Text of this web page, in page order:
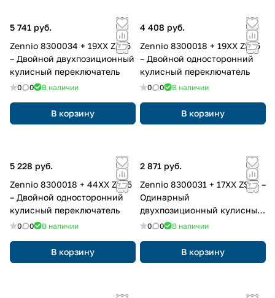
5 741 руб.
Zennio 8300034 + 19XX ZS55
– Двойной двухпозиционный
кулисный переключатель
0 0 В наличии
В корзину
4 408 руб.
Zennio 8300018 + 19XX ZS55
– Двойной односторонний
кулисный переключатель
0 0 В наличии
В корзину
5 228 руб.
Zennio 8300018 + 44XX ZS55
– Двойной односторонний
кулисный переключатель
0 0 В наличии
В корзину
2 871 руб.
Zennio 8300031 + 17XX ZS55 –
Одинарный
двухпозиционный кулисный
переключатель
0 0 В наличии
В корзину